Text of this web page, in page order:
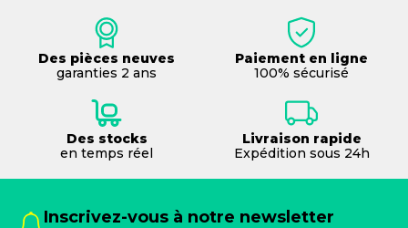
Des pièces neuves
garanties 2 ans
Paiement en ligne
100% sécurisé
Des stocks
en temps réel
Livraison rapide
Expédition sous 24h
Inscrivez-vous à notre newsletter